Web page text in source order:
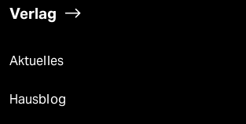
Verlag
Aktuelles
Hausblog